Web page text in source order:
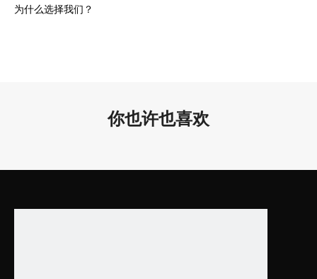
为什么选择我们？
测试、开关灯测试、电流测试、老化测试、称重测试、包装跌落测
你也许也喜欢